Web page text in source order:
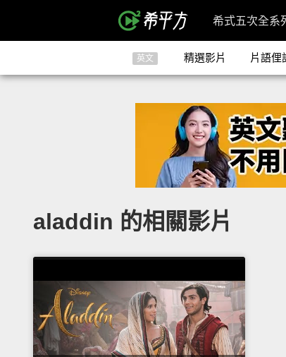
希式五次全系
英文 精選影片 片語俚
aladdin 的相關影片